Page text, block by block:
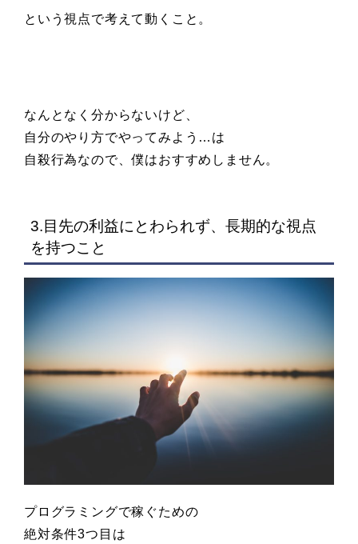
という視点で考えて動くこと。
なんとなく分からないけど、
自分のやり方でやってみよう…は
自殺行為なので、僕はおすすめしません。
3.目先の利益にとわられず、長期的な視点
を持つこと
プログラミングで稼ぐための
絶対条件3つ目は